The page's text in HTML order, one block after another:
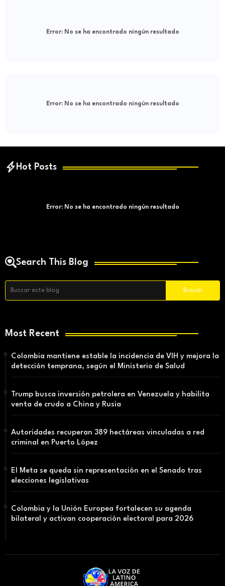
Error:No se ha encontrado ningún resultado
Error:No se ha encontrado ningún resultado
Hot Posts
Error:No se ha encontrado ningún resultado
Search This Blog
Most Recent
Colombia mantiene estable la incidencia de VIH y mejora la
detección temprana, según el Ministerio de Salud
Trump busca inversión petrolera en Venezuela y habilita
venta de crudo a China y Rusia
Autoridades recuperan 389 hectáreas vinculadas a red
criminal en Puerto López
El Meta se queda sin representación en el Senado tras
elecciones legislativas
Colombia y la Unión Europea fortalecen su agenda
bilateral y activan cooperación electoral para 2026